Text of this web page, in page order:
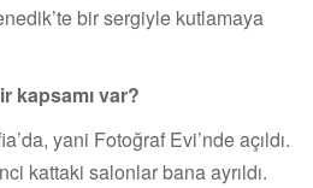
bir sergiyle kutlamaya
kapsamı var?
yani Fotoğraf Evi’nde açıldı.
kattaki salonlar bana ayrıldı.